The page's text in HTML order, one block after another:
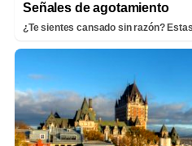
Señales de agotamiento
¿Te sientes cansado sin razón?